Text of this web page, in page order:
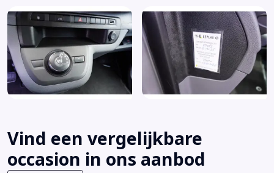
Vind een vergelijkbare
occasion in ons aanbod